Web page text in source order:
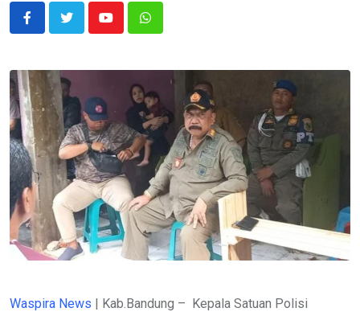
YoutubeWhatsapp
Waspira News | Kab.Bandung – Kepala Satuan Polisi